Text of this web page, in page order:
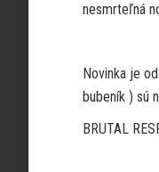
nesmrteľná
Novinka je
bubeník ) sú
BRUTAL